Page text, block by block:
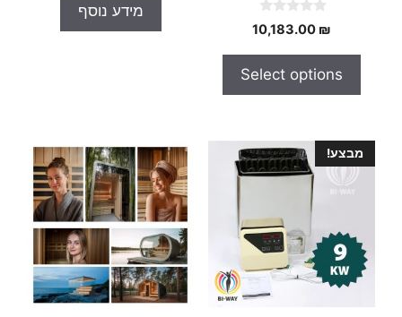
0
o
o
5
10,183.00 ₪
Select options
u
מידע נוסף
מבצע!